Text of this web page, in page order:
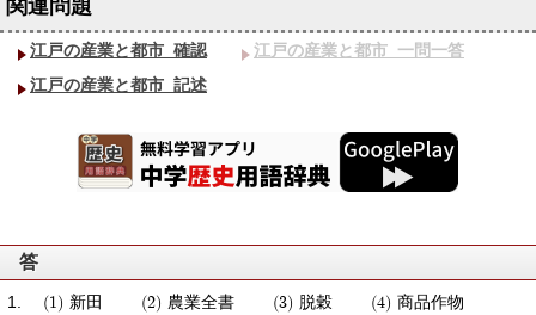
江戸の産業と都市_確認
江戸の産業と都市_一問一答
江戸の産業と都市_記述
答
新田 農業全書 脱穀 商品作物